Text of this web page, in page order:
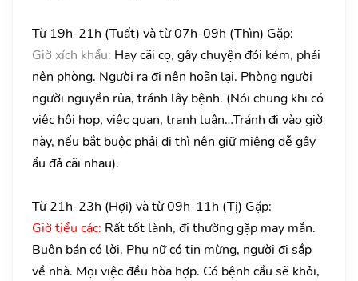
Từ 19h-21h (Tuất) và từ 07h-09h (Thìn) Gặp:
Giờ xích khẩu: Hay cãi cọ, gây chuyện đói kém, phải
nên phòng. Người ra đi nên hoãn lại. Phòng người
người nguyền rủa, tránh lây bệnh. (Nói chung khi có
việc hội họp, việc quan, tranh luận…Tránh đi vào giờ
này, nếu bắt buộc phải đi thì nên giữ miệng dễ gây
ẩu đả cãi nhau).
Từ 21h-23h (Hợi) và từ 09h-11h (Tị) Gặp:
Giờ tiểu các: Rất tốt lành, đi thường gặp may mắn.
Buôn bán có lời. Phụ nữ có tin mừng, người đi sắp
về nhà. Mọi việc đều hòa hợp. Có bệnh cầu sẽ khỏi,